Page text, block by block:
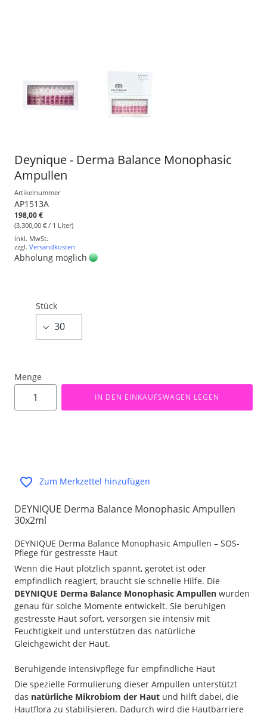
Deynique - Derma Balance Monophasic
Ampullen
Artikelnummer
AP1513A
198,00 €
(3.300,00 € / 1 Liter)
inkl. MwSt.
zzgl. Versandkosten
Abholung möglich
Stück
Menge
IN DEN EINKAUFSWAGEN LEGEN
Zum Merkzettel hinzufügen
DEYNIQUE Derma Balance Monophasic Ampullen
30x2ml
DEYNIQUE Derma Balance Monophasic Ampullen – SOS-
Pflege für gestresste Haut
Wenn die Haut plötzlich spannt, gerötet ist oder
empfindlich reagiert, braucht sie schnelle Hilfe. Die
DEYNIQUE Derma Balance Monophasic Ampullen wurden
genau für solche Momente entwickelt. Sie beruhigen
gestresste Haut sofort, versorgen sie intensiv mit
Feuchtigkeit und unterstützen das natürliche
Gleichgewicht der Haut.
Beruhigende Intensivpflege für empfindliche Haut
Die spezielle Formulierung dieser Ampullen unterstützt
das natürliche Mikrobiom der Haut und hilft dabei, die
Hautflora zu stabilisieren. Dadurch wird die Hautbarriere